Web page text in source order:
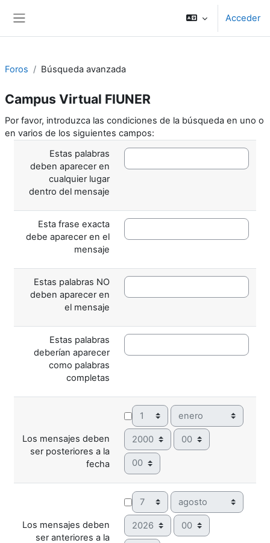
Acceder
Foros Búsqueda avanzada
Campus Virtual FIUNER
Por favor, introduzca las condiciones de la búsqueda en uno o
en varios de los siguientes campos:
Estas palabras
deben aparecer en
cualquier lugar
dentro del mensaje
Esta frase exacta
debe aparecer en el
mensaje
Estas palabras NO
deben aparecer en
el mensaje
Estas palabras
deberían aparecer
como palabras
completas
Los mensajes deben
ser posteriores a la
fecha
Día Mes
Año Hora
Minuto
Los mensajes deben
ser anteriores a la
Día Mes
Año Hora